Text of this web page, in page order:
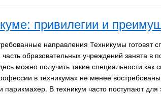
привилегии и
направления Техникумы готовят
образовательных учреждений занята в
можно получить такие специальности как
в техникумах не менее
парикмахер. В техникум часто поступают для